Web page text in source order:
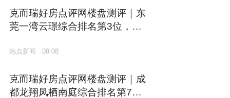
克而瑞好房点评网楼盘测评｜东
莞一湾云璟综合排名第3位，精
热点新闻 08-08
克而瑞好房点评网楼盘测评｜成
都龙翔凤栖南庭综合排名第7